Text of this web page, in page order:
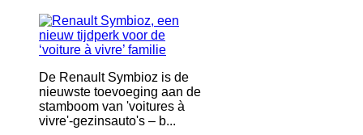
De Renault Symbioz is de
nieuwste toevoeging aan de
stamboom van 'voitures à
vivre'-gezinsauto's – b...